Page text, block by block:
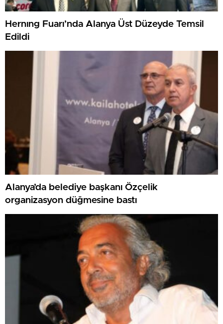
Hernıng Fuarı’nda Alanya Üst Düzeyde Temsil
Edildi
Alanya’da belediye başkanı Özçelik
organizasyon düğmesine bastı